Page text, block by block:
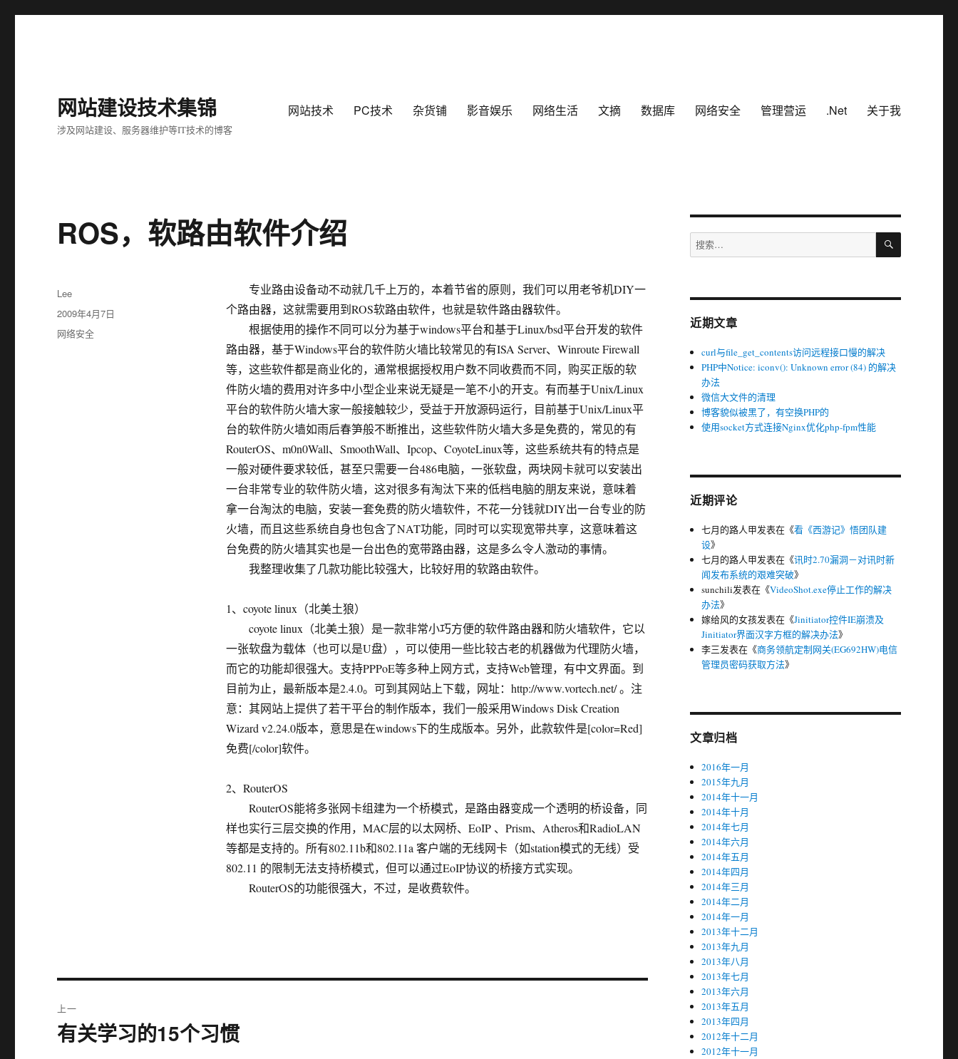
网站建设技术集锦
涉及网站建设、服务器维护等IT技术的博客
网站技术 PC技术 杂货铺 影音娱乐 网络生活 文摘 数据库 网络安全 管理营运 .Net 关于我
ROS，软路由软件介绍
专业路由设备动不动就几千上万的，本着节省的原则，我们可以用老爷机DIY一
个路由器，这就需要用到ROS软路由软件，也就是软件路由器软件。
根据使用的操作不同可以分为基于windows平台和基于Linux/bsd平台开发的软件
路由器，基于Windows平台的软件防火墙比较常见的有ISA Server、Winroute Firewall
等，这些软件都是商业化的，通常根据授权用户数不同收费而不同，购买正版的软
件防火墙的费用对许多中小型企业来说无疑是一笔不小的开支。有而基于Unix/Linux
平台的软件防火墙大家一般接触较少，受益于开放源码运行，目前基于Unix/Linux平
台的软件防火墙如雨后春笋般不断推出，这些软件防火墙大多是免费的，常见的有
RouterOS、m0n0Wall、SmoothWall、Ipcop、CoyoteLinux等，这些系统共有的特点是
一般对硬件要求较低，甚至只需要一台486电脑，一张软盘，两块网卡就可以安装出
一台非常专业的软件防火墙，这对很多有淘汰下来的低档电脑的朋友来说，意味着
拿一台淘汰的电脑，安装一套免费的防火墙软件，不花一分钱就DIY出一台专业的防
火墙，而且这些系统自身也包含了NAT功能，同时可以实现宽带共享，这意味着这
台免费的防火墙其实也是一台出色的宽带路由器，这是多么令人激动的事情。
我整理收集了几款功能比较强大，比较好用的软路由软件。
1、coyote linux（北美土狼）
coyote linux（北美土狼）是一款非常小巧方便的软件路由器和防火墙软件，它以
一张软盘为载体（也可以是U盘），可以使用一些比较古老的机器做为代理防火墙，
而它的功能却很强大。支持PPPoE等多种上网方式，支持Web管理，有中文界面。到
目前为止，最新版本是2.4.0。可到其网站上下载，网址：http://www.vortech.net/ 。注
意：其网站上提供了若干平台的制作版本，我们一般采用Windows Disk Creation
Wizard v2.24.0版本，意思是在windows下的生成版本。另外，此款软件是[color=Red]
免费[/color]软件。
2、RouterOS
RouterOS能将多张网卡组建为一个桥模式，是路由器变成一个透明的桥设备，同
样也实行三层交换的作用，MAC层的以太网桥、EoIP 、Prism、Atheros和RadioLAN
等都是支持的。所有802.11b和802.11a 客户端的无线网卡（如station模式的无线）受
802.11 的限制无法支持桥模式，但可以通过EoIP协议的桥接方式实现。
RouterOS的功能很强大，不过，是收费软件。
作
者
Lee
发
布
于
2009年4月7日
分
网络安全
章
上一
上
有关学习的15个习惯
搜
索：
搜
近期文章
curl与file_get_contents访问远程接口慢的解决
PHP中Notice: iconv(): Unknown error (84) 的解决
办法
微信大文件的清理
博客貌似被黑了，有空换PHP的
使用socket方式连接Nginx优化php-fpm性能
近期评论
七月的路人甲发表在《看《西游记》悟团队建
设》
七月的路人甲发表在《讯时2.70漏洞－对讯时新
闻发布系统的艰难突破》
sunchili发表在《VideoShot.exe停止工作的解决
办法》
嫁给风的女孩发表在《Jinitiator控件IE崩溃及
Jinitiator界面汉字方框的解决办法》
李三发表在《商务领航定制网关(EG692HW)电信
管理员密码获取方法》
文章归档
2016年一月
2015年九月
2014年十一月
2014年十月
2014年七月
2014年六月
2014年五月
2014年四月
2014年三月
2014年二月
2014年一月
2013年十二月
2013年九月
2013年八月
2013年七月
2013年六月
2013年五月
2013年四月
2012年十二月
2012年十一月